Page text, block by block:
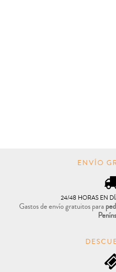
ENVÍO
24/48 HORAS EN
Gastos de envío gratuitos para